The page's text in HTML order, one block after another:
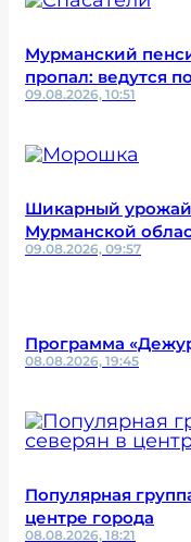
Мурманский
пропал: ведутся
09.08.2026, 10:51
Шикарный
Мурманской
09.08.2026, 09:57
Программа
08.08.2026, 19:45
Популярная
центре города
08.08.2026, 18:21